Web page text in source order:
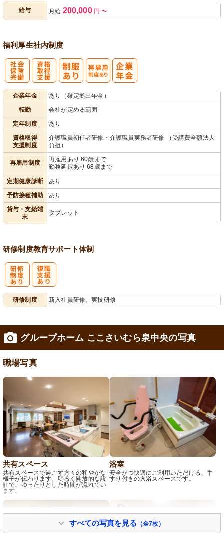
給与 月給 200,000円〜
福利厚生社内制度
企業年金
あり（確定拠出年金）
転勤
会社が定める範囲
定年制度
あり
資格取得
支援制度
介護職員初任者研修・介護職員実務者研修 （受講費全額法人
負担）
再雇用制度
再雇用あり 60歳まで
勤務延長あり 68歳まで
定期健康診断
あり
予防接種補助
あり
貸与・支給端
末
タブレット
研修制度教育サポート体制
研修制度 新入社員研修、実技研修
グループホーム ここさいむら泉中央の写真
職場写真
共有スペース
共有スペースで過ごす方々の和やかな
様子が伝わります。明るく開放的な設
計で、ゆったりとした時間が流れてい
ます。
浴室
安全かつ快適にご利用いただける、手
すり付きの入浴スペースです。
すべての写真を見る （全7枚）